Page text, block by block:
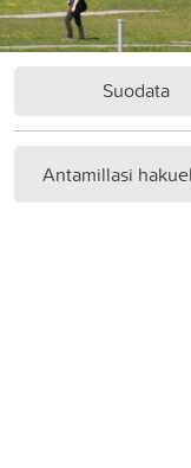
Suodata
Antamillasi